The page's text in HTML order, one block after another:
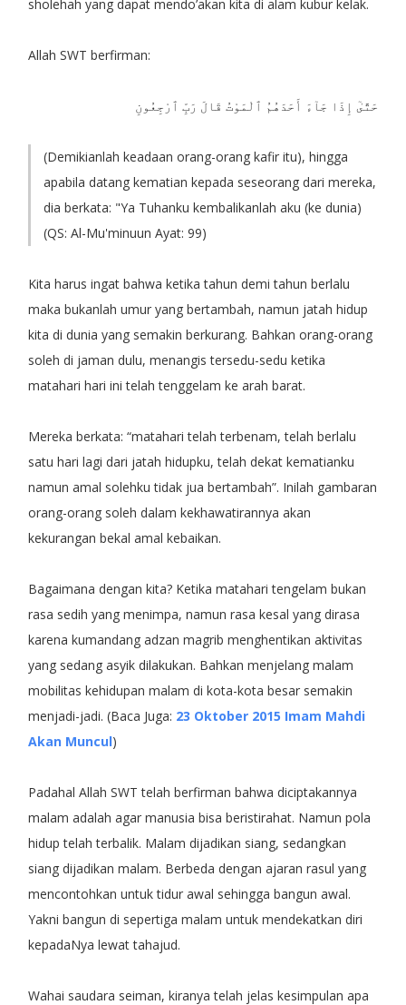
sholehah yang dapat mendo’akan kita di alam kubur kelak.
Allah SWT berfirman:
حَتَّىٰٓ إِذَا جَآءَ أَحَدَهُمُ ٱلْمَوْتُ قَالَ رَبِّ ٱرْجِعُونِ
(Demikianlah keadaan orang-orang kafir itu), hingga
apabila datang kematian kepada seseorang dari mereka,
dia berkata: "Ya Tuhanku kembalikanlah aku (ke dunia)
(QS: Al-Mu'minuun Ayat: 99)
Kita harus ingat bahwa ketika tahun demi tahun berlalu
maka bukanlah umur yang bertambah, namun jatah hidup
kita di dunia yang semakin berkurang. Bahkan orang-orang
soleh di jaman dulu, menangis tersedu-sedu ketika
matahari hari ini telah tenggelam ke arah barat.
Mereka berkata: “matahari telah terbenam, telah berlalu
satu hari lagi dari jatah hidupku, telah dekat kematianku
namun amal solehku tidak jua bertambah”. Inilah gambaran
orang-orang soleh dalam kekhawatirannya akan
kekurangan bekal amal kebaikan.
Bagaimana dengan kita? Ketika matahari tengelam bukan
rasa sedih yang menimpa, namun rasa kesal yang dirasa
karena kumandang adzan magrib menghentikan aktivitas
yang sedang asyik dilakukan. Bahkan menjelang malam
mobilitas kehidupan malam di kota-kota besar semakin
menjadi-jadi. (Baca Juga: 23 Oktober 2015 Imam Mahdi
Akan Muncul)
Padahal Allah SWT telah berfirman bahwa diciptakannya
malam adalah agar manusia bisa beristirahat. Namun pola
hidup telah terbalik. Malam dijadikan siang, sedangkan
siang dijadikan malam. Berbeda dengan ajaran rasul yang
mencontohkan untuk tidur awal sehingga bangun awal.
Yakni bangun di sepertiga malam untuk mendekatkan diri
kepadaNya lewat tahajud.
Wahai saudara seiman, kiranya telah jelas kesimpulan apa